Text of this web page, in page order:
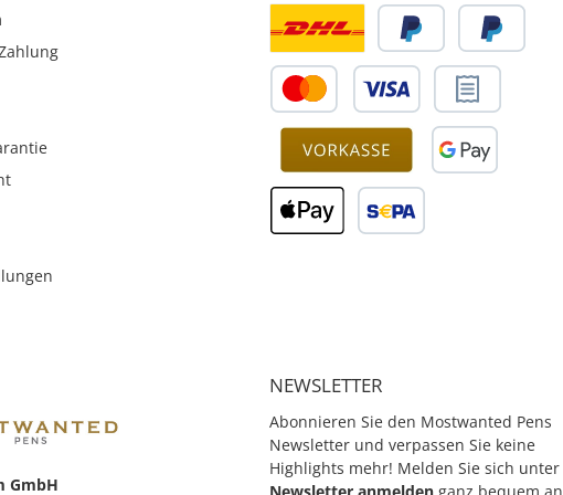
die
dem
Ein
Sepp
der
GmbH
NEWSLETTER
Abonnieren Sie den Mostwanted Pens
Newsletter und verpassen Sie keine
Highlights mehr! Melden Sie sich unter